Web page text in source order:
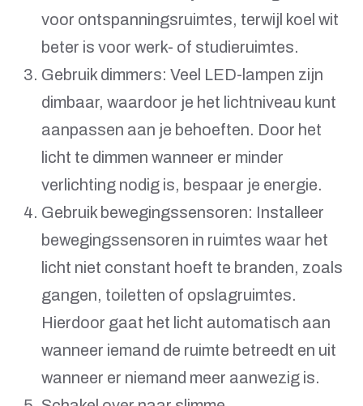
voor ontspanningsruimtes, terwijl koel wit
beter is voor werk- of studieruimtes.
Gebruik dimmers: Veel LED-lampen zijn
dimbaar, waardoor je het lichtniveau kunt
aanpassen aan je behoeften. Door het
licht te dimmen wanneer er minder
verlichting nodig is, bespaar je energie.
Gebruik bewegingssensoren: Installeer
bewegingssensoren in ruimtes waar het
licht niet constant hoeft te branden, zoals
gangen, toiletten of opslagruimtes.
Hierdoor gaat het licht automatisch aan
wanneer iemand de ruimte betreedt en uit
wanneer er niemand meer aanwezig is.